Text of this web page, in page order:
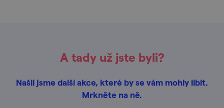
A tady už jste byli?
Našli jsme další akce, které by se vám mohly líbit.
Mrkněte na ně.